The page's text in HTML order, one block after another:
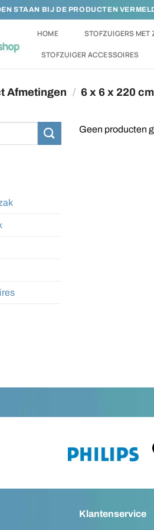
STAAN BIJ DE PRODUCTEN
HOME STOFZUIGERS MET
STOFZUIGER ACCESSOIRES
Afmetingen / 6 x 6 x 220 cm
Geen producten
Klantenservice